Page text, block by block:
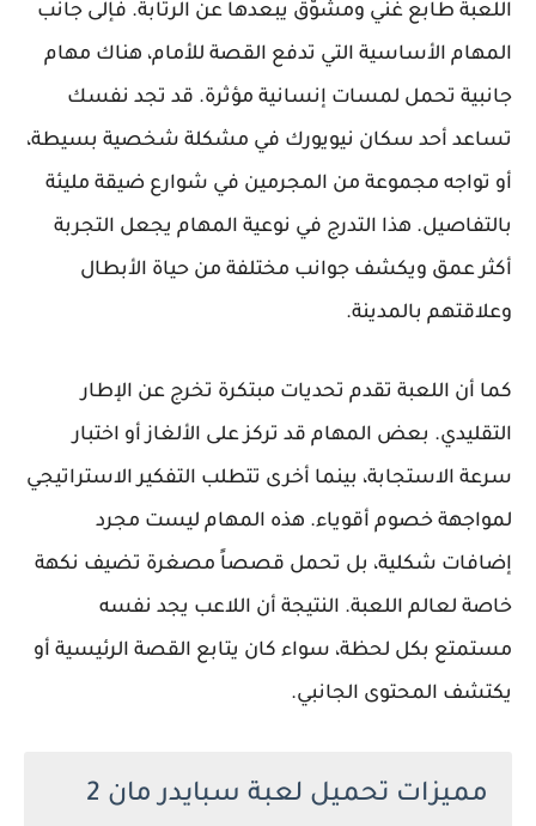
اللعبة طابع غني ومشوّق يبعدها عن الرتابة. فإلى جانب
المهام الأساسية التي تدفع القصة للأمام، هناك مهام
جانبية تحمل لمسات إنسانية مؤثرة. قد تجد نفسك
تساعد أحد سكان نيويورك في مشكلة شخصية بسيطة،
أو تواجه مجموعة من المجرمين في شوارع ضيقة مليئة
بالتفاصيل. هذا التدرج في نوعية المهام يجعل التجربة
أكثر عمق ويكشف جوانب مختلفة من حياة الأبطال
وعلاقتهم بالمدينة.
كما أن اللعبة تقدم تحديات مبتكرة تخرج عن الإطار
التقليدي. بعض المهام قد تركز على الألغاز أو اختبار
سرعة الاستجابة، بينما أخرى تتطلب التفكير الاستراتيجي
لمواجهة خصوم أقوياء. هذه المهام ليست مجرد
إضافات شكلية، بل تحمل قصصاً مصغرة تضيف نكهة
خاصة لعالم اللعبة. النتيجة أن اللاعب يجد نفسه
مستمتع بكل لحظة، سواء كان يتابع القصة الرئيسية أو
يكتشف المحتوى الجانبي.
مميزات تحميل لعبة سبايدر مان 2